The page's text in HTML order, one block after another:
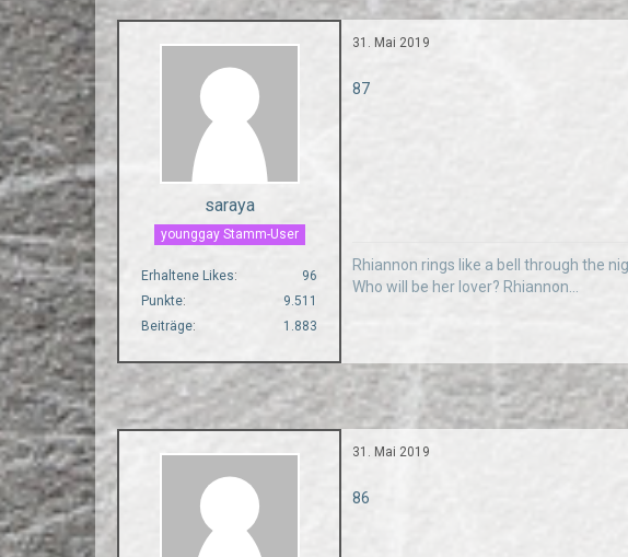
saraya
younggay Stamm-User
Erhaltene Likes
96
Punkte
9.511
Beiträge
1.883
31. Mai 2019
87
Rhiannon rings like a bell through the
Who will be her lover? Rhiannon...
31. Mai 2019
86